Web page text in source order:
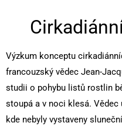
Výzkum konceptu
francouzský vědec Jean-
studii o pohybu listů rostlin
stoupá a v noci klesá.
kde nebyly vystaveny